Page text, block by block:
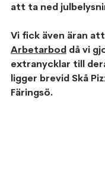
att ta ned
Vi fick även äran
Arbetarbod då vi
extranycklar till
ligger brevid Skå
Färingsö.